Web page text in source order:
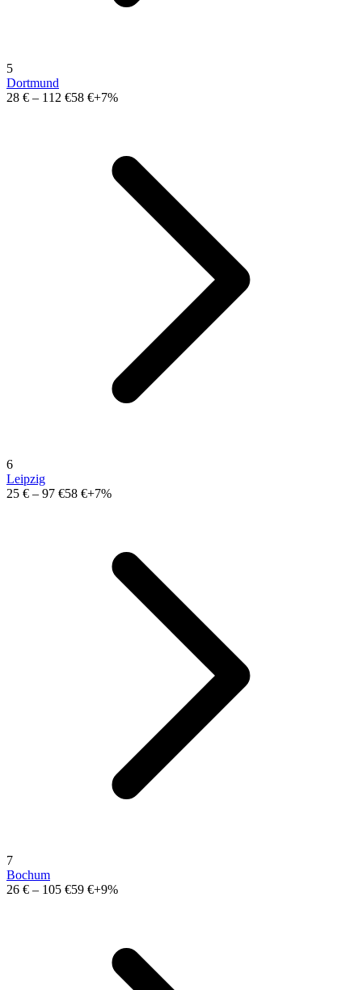
5
Dortmund
28 € – 112 €58 €+7%
6
Leipzig
25 € – 97 €58 €+7%
7
Bochum
26 € – 105 €59 €+9%